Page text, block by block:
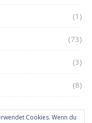
(1)
(73)
(3)
(8)
Cookies. Wenn du